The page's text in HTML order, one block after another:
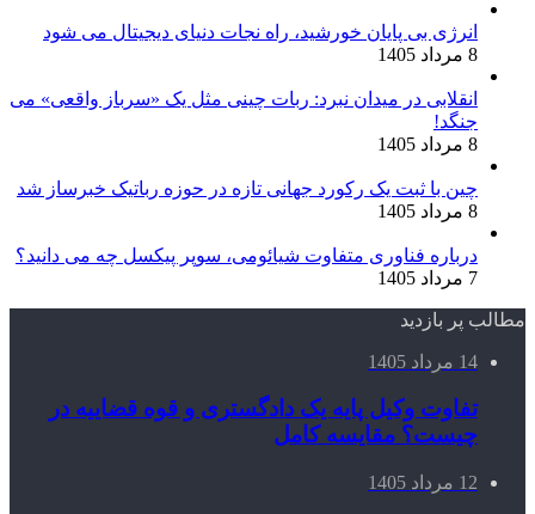
انرژی بی‌ پایان خورشید، راه نجات دنیای دیجیتال می شود
8 مرداد 1405
انقلابی در میدان نبرد: ربات چینی مثل یک «سرباز واقعی» می‌
جنگد!
8 مرداد 1405
چین با ثبت یک رکورد جهانی تازه در حوزه رباتیک خبرساز شد
8 مرداد 1405
درباره فناوری متفاوت شیائومی، سوپر پیکسل چه می دانید؟
7 مرداد 1405
مطالب پر بازدید
14 مرداد 1405
تفاوت وکیل پایه یک دادگستری و قوه قضاییه در
چیست؟ مقایسه کامل
12 مرداد 1405